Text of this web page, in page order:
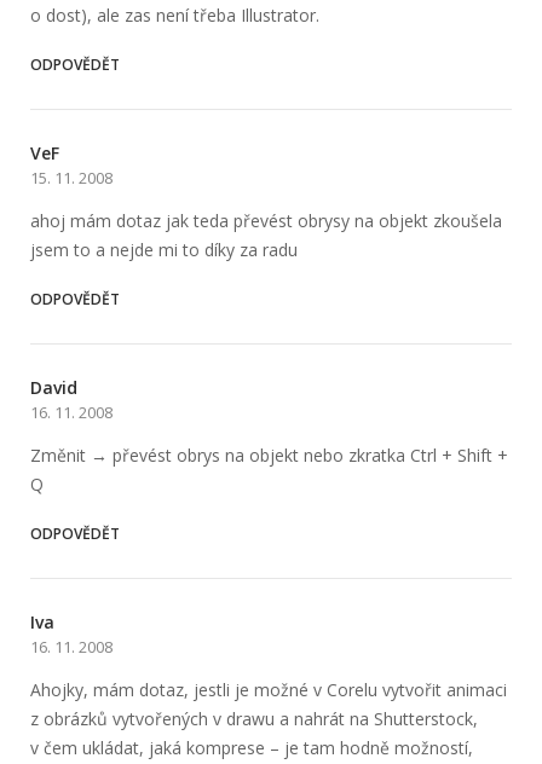
o dost), ale zas není třeba Illustrator.
ODPOVĚDĚT
VeF
15. 11. 2008
ahoj mám dotaz jak teda převést obrysy na objekt zkoušela
jsem to a nejde mi to díky za radu
ODPOVĚDĚT
David
16. 11. 2008
Změnit → převést obrys na objekt nebo zkratka Ctrl + Shift +
Q
ODPOVĚDĚT
Iva
16. 11. 2008
Ahojky, mám dotaz, jestli je možné v Corelu vytvořit animaci
z obrázků vytvořených v drawu a nahrát na Shutterstock,
v čem ukládat, jaká komprese – je tam hodně možností,